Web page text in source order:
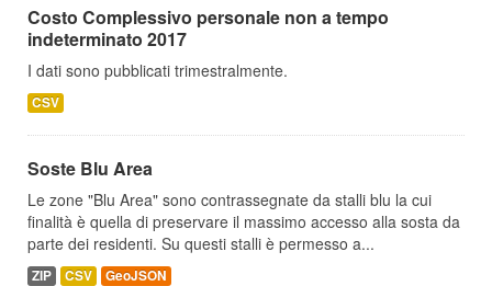
Costo Complessivo personale non a tempo
indeterminato 2017
I dati sono pubblicati trimestralmente.
CSV
Soste Blu Area
Le zone "Blu Area" sono contrassegnate da stalli blu la cui
finalità è quella di preservare il massimo accesso alla sosta da
parte dei residenti. Su questi stalli è permesso a...
ZIP CSV GeoJSON